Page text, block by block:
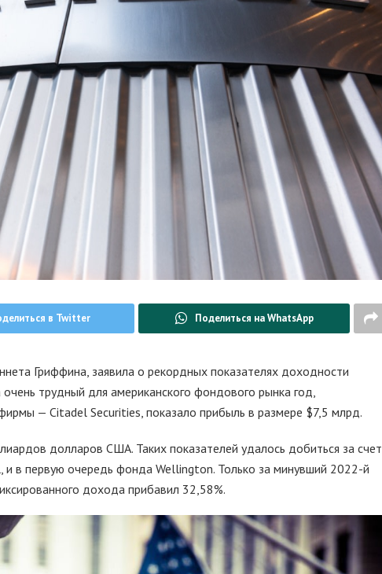
в Twitter Поделиться на WhatsApp
Гриффина, заявила о рекордных показателях доходности
трудный для американского фондового рынка год,
— Citadel Securities, показало прибыль в размере $7,5 млрд.
долларов США. Таких показателей удалось добиться за счет
в первую очередь фонда Wellington. Только за минувший 2022-й
дохода прибавил 32,58%.